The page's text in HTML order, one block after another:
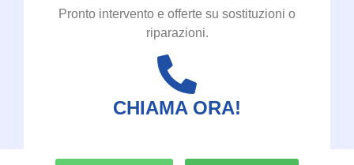
Pronto intervento e offerte su sostituzioni o
riparazioni.
CHIAMA ORA!